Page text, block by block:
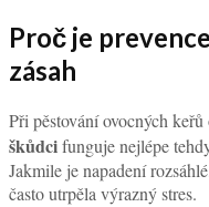
Proč je
zásah
Při pěstování ovocných
škůdcifunguje nejlépe
Jakmile je napadení
často utrpěla výrazný stres.